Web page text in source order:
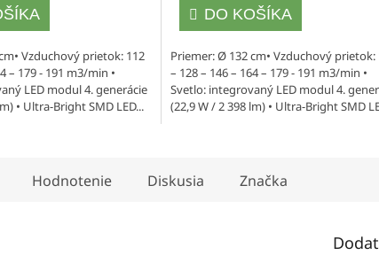
Vzduchový prietok: 112
– 179 - 191 m3/min •
LED modul 4. generácie
• Ultra-Bright SMD LED...
DO KOŠÍKA
Priemer: Ø 132 cm• Vzduchový prietok:
– 128 – 146 – 164 – 179 - 191 m3/min •
Svetlo: integrovaný LED modul 4.
(22,9 W / 2 398 lm) • Ultra-Bright SMD
Hodnotenie Diskusia Značka